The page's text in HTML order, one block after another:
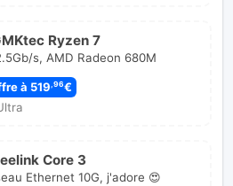
Ryzen 7
s, AMD Radeon 680M
à 519,96€
Core 3
Ethernet 10G, j'adore 😍